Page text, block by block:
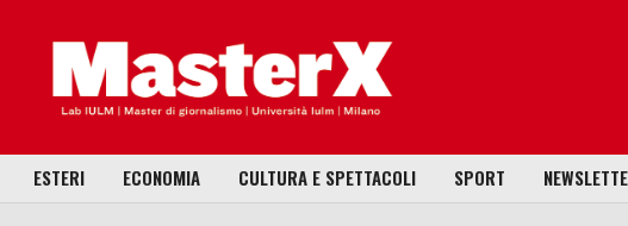
ESTERI ECONOMIA CULTURA E SPETTACOLI SPORT